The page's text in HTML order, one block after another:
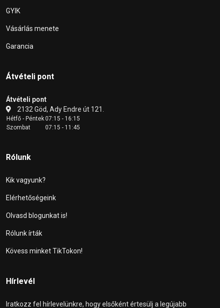
GYIK
Vásárlás menete
Garancia
Átvételi pont
Átvételi pont
2132 Göd, Ady Endre út 121.
Hétfő - Péntek07:15 - 16:15
Szombat
07:15 - 11:45
Rólunk
Kik vagyunk?
Elérhetőségeink
Olvasd blogunkat is!
Rólunk írták
Kövess minket TikTokon!
Hírlevél
Iratkozz fel hírlevelünkre, hogy elsőként értesülj a legújabb